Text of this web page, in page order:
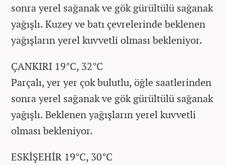
sonra yerel sağanak ve gök gürültülü sağanak
yağışlı. Kuzey ve batı çevrelerinde beklenen
yağışların yerel kuvvetli olması bekleniyor.
ÇANKIRI 19°C, 32°C
Parçalı, yer yer çok bulutlu, öğle saatlerinden
sonra yerel sağanak ve gök gürültülü sağanak
yağışlı. Beklenen yağışların yerel kuvvetli
olması bekleniyor.
ESKİŞEHİR 19°C, 30°C